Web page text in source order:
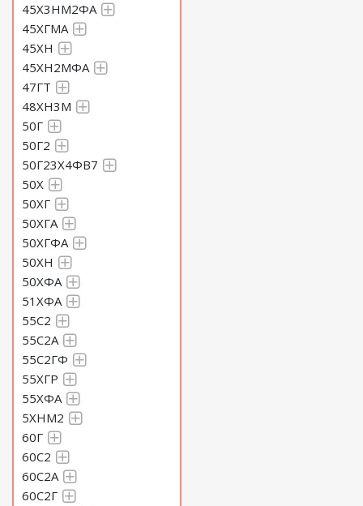
45Х3НМ2ФА
45ХГМА
45ХН
45ХН2МФА
47ГТ
48ХН3М
50Г
50Г2
50Г23Х4ФВ7
50Х
50ХГ
50ХГА
50ХГФА
50ХН
50ХФА
51ХФА
55С2
55С2А
55С2ГФ
55ХГР
55ХФА
5ХНМ2
60Г
60С2
60С2А
60С2Г